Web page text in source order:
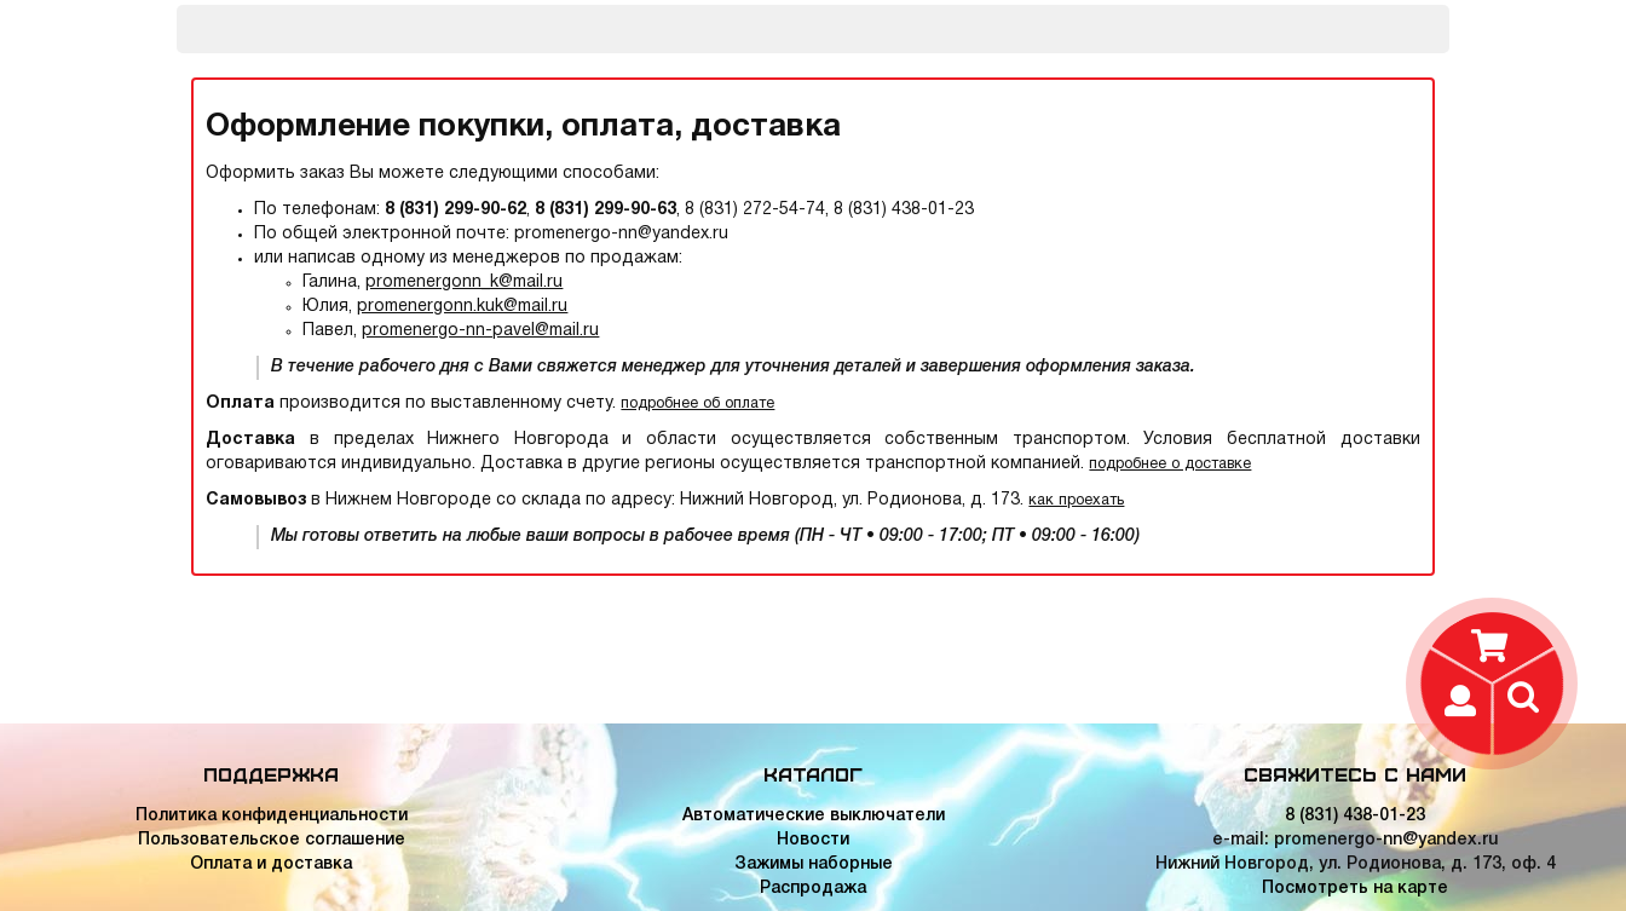
Оформление покупки, оплата, доставка
Оформить заказ Вы можете следующими способами:
По телефонам: 8 (831) 299-90-62, 8 (831) 299-90-63, 8 (831) 272-54-74, 8 (831) 438-01-23
По общей электронной почте: promenergo-nn@yandex.ru
или написав одному из менеджеров по продажам:
Галина,promenergonn_k@mail.ru
Юлия,promenergonn.kuk@mail.ru
Павел,promenergo-nn-pavel@mail.ru
В течение рабочего дня с Вами свяжется менеджер для уточнения деталей и завершения оформления заказа.
Оплата производится по выставленному счету.подробнее об оплате
Доставка в пределах Нижнего Новгорода и области осуществляется собственным транспортом. Условия бесплатной доставки
оговариваются индивидуально. Доставка в другие регионы осуществляется транспортной компанией.подробнее о доставке
Самовывоз в Нижнем Новгороде со склада по адресу: Нижний Новгород, ул. Родионова, д. 173.как проехать
Мы готовы ответить на любые ваши вопросы в рабочее время (ПН - ЧТ • 09:00 - 17:00; ПТ • 09:00 - 16:00)
Поддержка
Политика конфиденциальности
Пользовательское соглашение
Оплата и доставка
Каталог
Автоматические выключатели
Новости
Зажимы наборные
Распродажа
Свяжитесь с нами
8 (831) 438-01-23
e-mail: promenergo-nn@yandex.ru
Нижний Новгород, ул. Родионова, д. 173, оф. 4
Посмотреть на карте